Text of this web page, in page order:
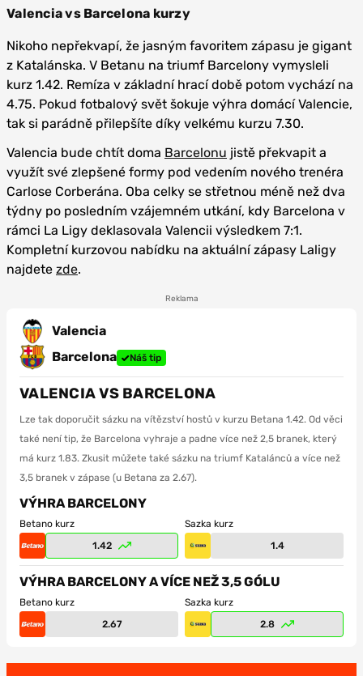
Valencia vs Barcelona kurzy
Nikoho nepřekvapí, že jasným favoritem zápasu je gigant
z Katalánska. V Betanu na triumf Barcelony vymysleli
kurz 1.42. Remíza v základní hrací době potom vychází na
4.75. Pokud fotbalový svět šokuje výhra domácí Valencie,
tak si parádně přilepšíte díky velkému kurzu 7.30.
Valencia bude chtít doma Barcelonu jistě překvapit a
využít své zlepšené formy pod vedením nového trenéra
Carlose Corberána. Oba celky se střetnou méně než dva
týdny po posledním vzájemném utkání, kdy Barcelona v
rámci La Ligy deklasovala Valencii výsledkem 7:1.
Kompletní kurzovou nabídku na aktuální zápasy Laligy
najdete zde.
Reklama
Valencia
Barcelona
Náš tip
VALENCIA VS BARCELONA
Lze tak doporučit sázku na vítězství hostů v kurzu Betana 1.42. Od věci
také není tip, že Barcelona vyhraje a padne více než 2,5 branek, který
má kurz 1.83. Zkusit můžete také sázku na triumf Katalánců a více než
3,5 branek v zápase (u Betana za 2.67).
VÝHRA BARCELONY
Betano kurz
1.42
Sazka kurz
1.4
VÝHRA BARCELONY A VÍCE NEŽ 3,5 GÓLU
Betano kurz
2.67
Sazka kurz
2.8